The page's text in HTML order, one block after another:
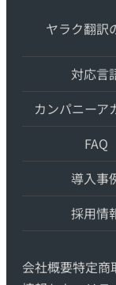
訳
–
最
先
端
の
AI
自
動
翻
機
ヤラク翻訳
対応言
カンパニーア
FAQ
導入事
採用情
会社概要特定商